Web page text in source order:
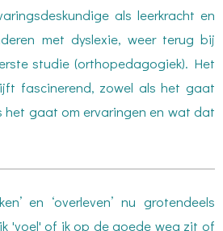
als leerkracht en
met dyslexie, weer terug bij
studie (orthopedagogiek). Het
fascinerend, zowel als het gaat
het gaat om ervaringen en wat dat
en ‘overleven’ nu grotendeels
'voel' of ik op de goede weg zit of